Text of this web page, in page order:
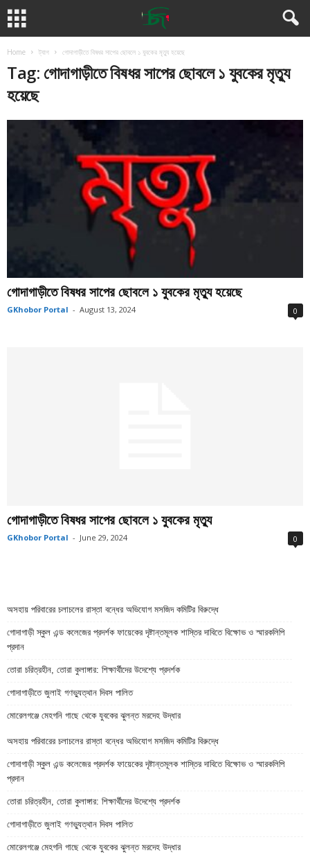
Home ট্যাগ গোদাগাড়ীতে বিষধর সাপের ছোবলে ১ যুবকের মৃত্যু হয়েছে
Tag: গোদাগাড়ীতে বিষধর সাপের ছোবলে ১ যুবকের মৃত্যু
হয়েছে
গোদাগাড়ীতে বিষধর সাপের ছোবলে ১ যুবকের মৃত্যু হয়েছে
GKhobor Portal - August 13, 2024 0
গোদাগাড়ীতে বিষধর সাপের ছোবলে ১ যুবকের মৃত্যু
GKhobor Portal - June 29, 2024 0
অসহায় পরিবারের চলাচলের রাস্তা বন্ধের অভিযোগ মসজিদ কমিটির বিরুদ্ধে
গোদাগাড়ী স্কুল এন্ড কলেজের প্রদর্শক ফায়েকের দৃষ্টান্তমূলক শাস্তির দাবিতে বিক্ষোভ ও স্মারকলিপি
প্রদান
তোরা চরিত্রহীন, তোরা কুলাঙ্গার: শিক্ষার্থীদের উদেশ্যে প্রদর্শক
গোদাগাড়ীতে জুলাই গণভ্যুত্থান দিবস পালিত
মোরেলগঞ্জে মেহগনি গাছে থেকে যুবকের ঝুলন্ত মরদেহ উদ্ধার
অসহায় পরিবারের চলাচলের রাস্তা বন্ধের অভিযোগ মসজিদ কমিটির বিরুদ্ধে
গোদাগাড়ী স্কুল এন্ড কলেজের প্রদর্শক ফায়েকের দৃষ্টান্তমূলক শাস্তির দাবিতে বিক্ষোভ ও স্মারকলিপি
প্রদান
তোরা চরিত্রহীন, তোরা কুলাঙ্গার: শিক্ষার্থীদের উদেশ্যে প্রদর্শক
গোদাগাড়ীতে জুলাই গণভ্যুত্থান দিবস পালিত
মোরেলগঞ্জে মেহগনি গাছে থেকে যুবকের ঝুলন্ত মরদেহ উদ্ধার